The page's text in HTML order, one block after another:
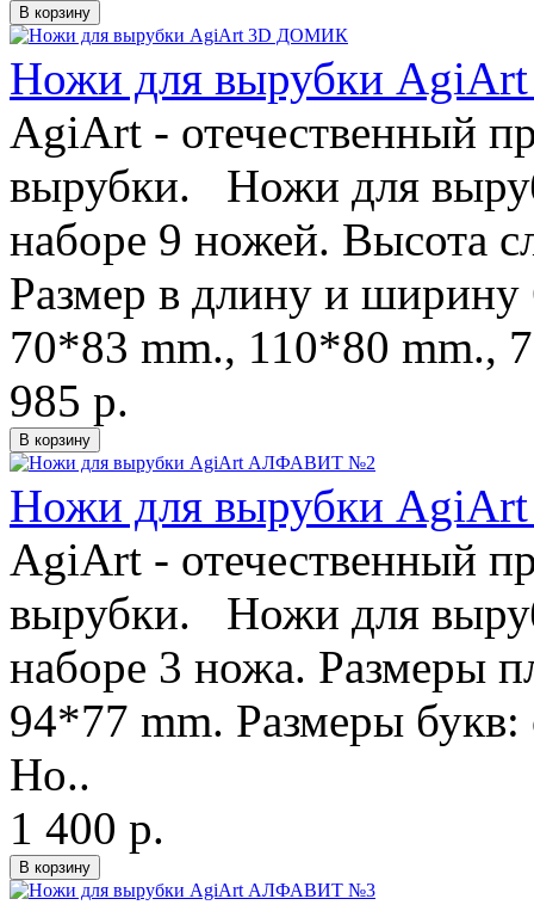
Ножи для вырубки
AgiArt - отечественный
вырубки. Ножи для
наборе 9 ножей. Высота
Размер в длину и
70*83 mm., 110*80 mm.,
985 р.
Ножи для вырубки
AgiArt - отечественный
вырубки. Ножи для
наборе 3 ножа. Размеры
94*77 mm. Размеры
Но..
1 400 р.